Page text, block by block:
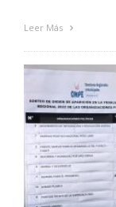
Leer Más